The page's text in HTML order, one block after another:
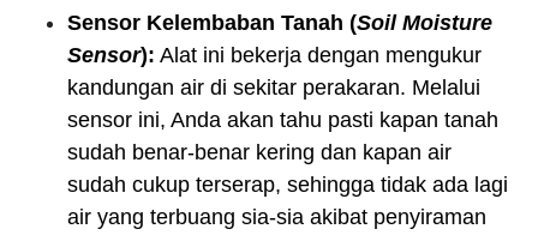
Sensor Kelembaban Tanah (Soil Moisture
Sensor): Alat ini bekerja dengan mengukur
kandungan air di sekitar perakaran. Melalui
sensor ini, Anda akan tahu pasti kapan tanah
sudah benar-benar kering dan kapan air
sudah cukup terserap, sehingga tidak ada lagi
air yang terbuang sia-sia akibat penyiraman